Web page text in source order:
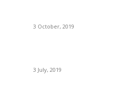
3 October, 2019
3 July, 2019